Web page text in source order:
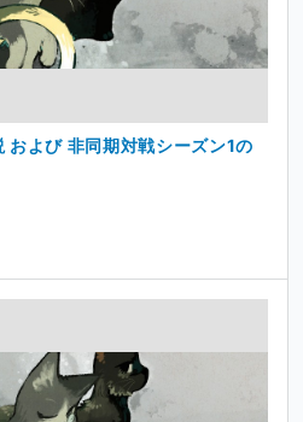
および 非同期対戦シーズン1の